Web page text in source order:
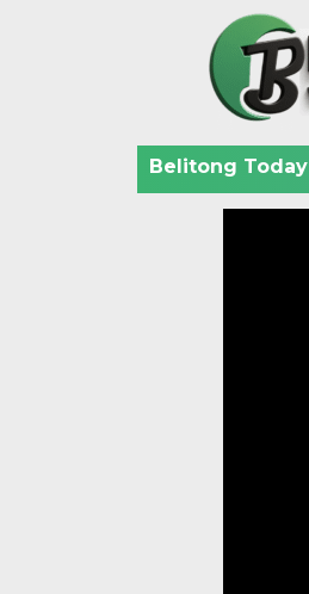
Belitong Today